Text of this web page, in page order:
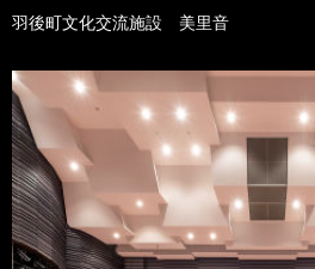
羽後町文化交流施設 美里音